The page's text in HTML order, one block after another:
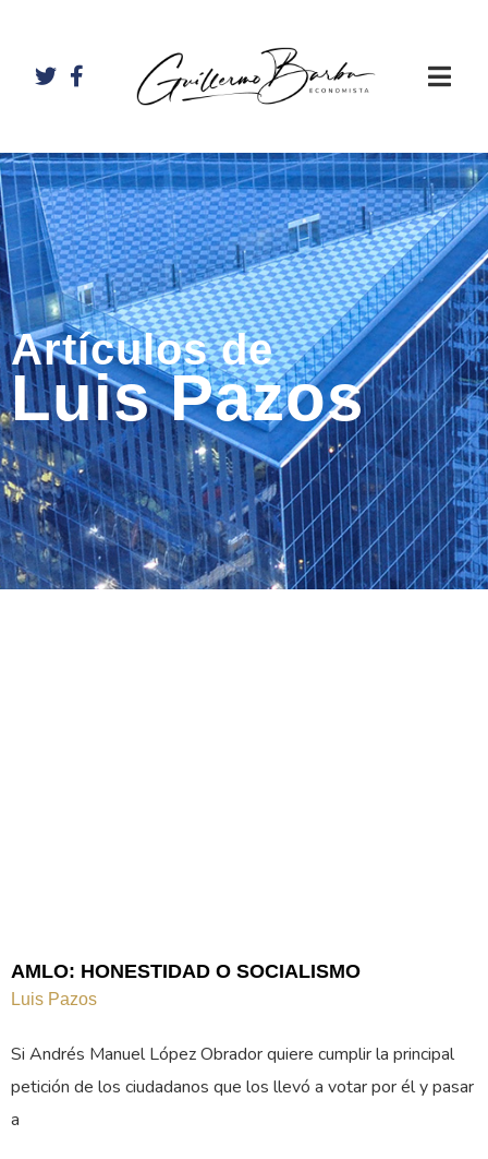
Artículos de
Luis Pazos
AMLO: HONESTIDAD O SOCIALISMO
Luis Pazos
Si Andrés Manuel López Obrador quiere cumplir la principal
petición de los ciudadanos que los llevó a votar por él y pasar
a